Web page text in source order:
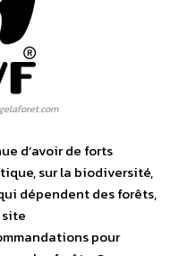
d’avoir de forts
sur la biodiversité,
dépendent des forêts,
site
pour